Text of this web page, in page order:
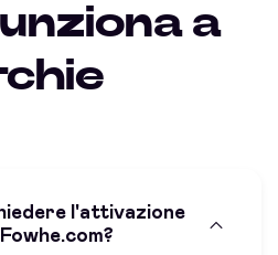
a
l'attivazione